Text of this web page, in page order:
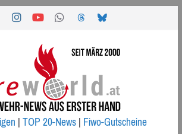
|TOP 20-News|Fiwo-Gutscheine